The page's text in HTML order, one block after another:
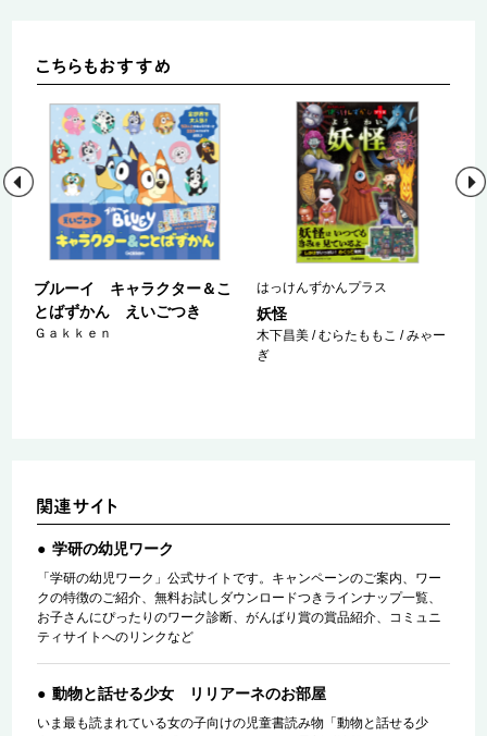
ブルーイ キャラクター＆こ
とばずかん えいごつき
Ｇａｋｋｅｎ
はっけんずかんプラス
妖怪
木下昌美 / むらたももこ / みゃー
ぎ
学研の幼児ワーク
「学研の幼児ワーク」公式サイトです。キャンペーンのご案内、ワー
クの特徴のご紹介、無料お試しダウンロードつきラインナップ一覧、
お子さんにぴったりのワーク診断、がんばり賞の賞品紹介、コミュニ
ティサイトへのリンクなど
動物と話せる少女 リリアーネのお部屋
いま最も読まれている女の子向けの児童書読み物「動物と話せる少